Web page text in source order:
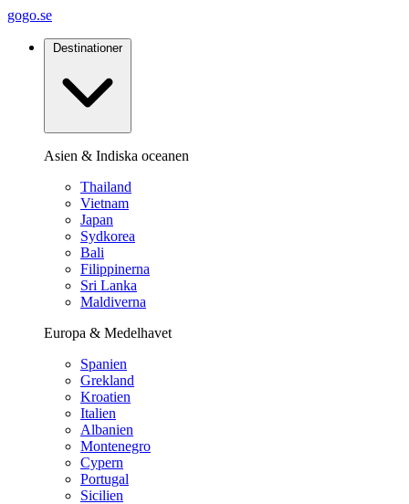
gogo.se
Destinationer
Asien & Indiska oceanen
Thailand
Vietnam
Japan
Sydkorea
Bali
Filippinerna
Sri Lanka
Maldiverna
Europa & Medelhavet
Spanien
Grekland
Kroatien
Italien
Albanien
Montenegro
Cypern
Portugal
Sicilien